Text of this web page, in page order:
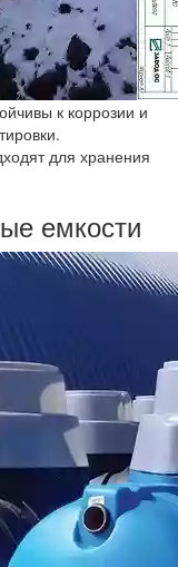
к коррозии и
для хранения
емкости